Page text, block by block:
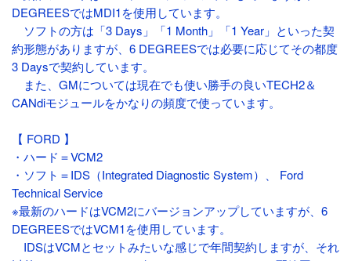
DEGREESではMDI1を使用しています。
ソフトの方は「3 Days」「1 Month」「1 Year」といった契
約形態がありますが、6 DEGREESでは必要に応じてその都度
3 Daysで契約しています。
また、GMについては現在でも使い勝手の良いTECH2＆
CANdiモジュールをかなりの頻度で使っています。
【 FORD 】
・ハード＝VCM2
・ソフト＝IDS（Integrated Diagnostic System）、 Ford
Technical Service
※最新のハードはVCM2にバージョンアップしていますが、6
DEGREESではVCM1を使用しています。
IDSはVCMとセットみたいな感じで年間契約しますが、それ